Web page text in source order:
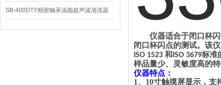
SB-400DTY精密轴承油脂超声波清洗器
仪器适合于闭口杯
闭口杯闪点的测试。该
ISO 1523 和 ISO 3679标准
样品量少、灵敏度高的
仪器特点：
1、 10寸触摸屏显示，支